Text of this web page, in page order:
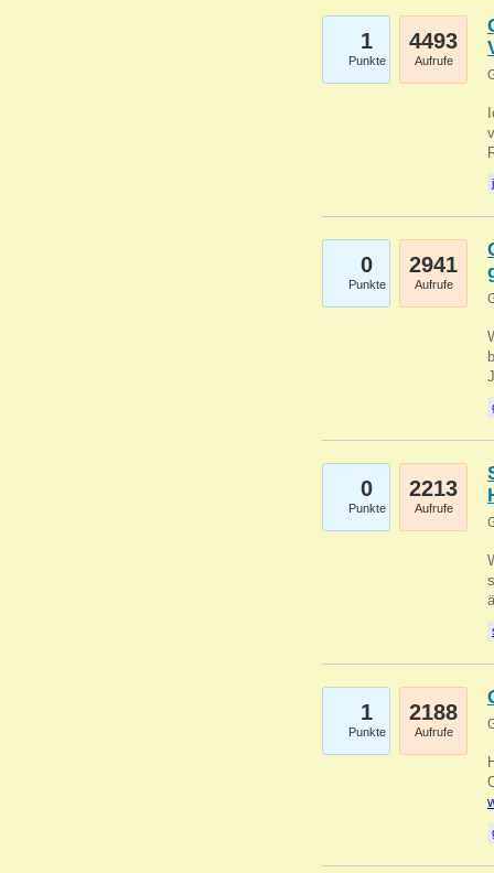
1
Punkte
4493
Aufrufe
0
Punkte
2941
Aufrufe
0
Punkte
2213
Aufrufe
1
Punkte
2188
Aufrufe